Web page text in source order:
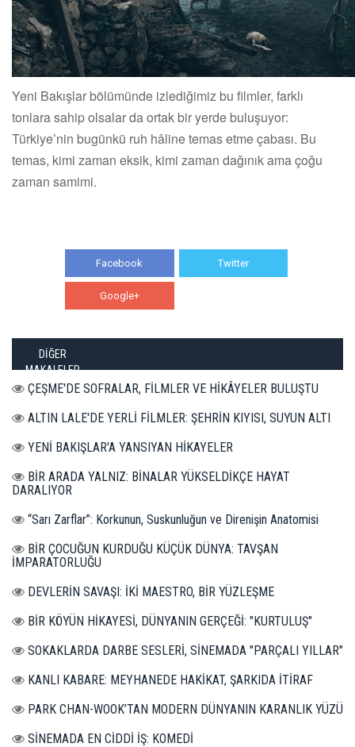
Yeni Bakışlar bölümünde izlediğimiz bu filmler, farklı
tonlara sahip olsalar da ortak bir yerde buluşuyor:
Türkiye’nin bugünkü ruh hâline temas etme çabası. Bu
temas, kimi zaman eksik, kimi zaman dağınık ama çoğu
zaman samimi.
Facebook Twitter
Google+
DİĞER
MAKALELER
ÇEŞME'DE SOFRALAR, FİLMLER VE HİKÂYELER BULUŞTU
ALTIN LALE'DE YERLİ FİLMLER: ŞEHRİN KIYISI, SUYUN ALTI
YENİ BAKIŞLAR'A YANSIYAN HİKAYELER
BİR ARADA YALNIZ: BİNALAR YÜKSELDİKÇE HAYAT
DARALIYOR
“Sarı Zarflar”: Korkunun, Suskunluğun ve Direnişin Anatomisi
BİR ÇOCUĞUN KURDUĞU KÜÇÜK DÜNYA: TAVŞAN
İMPARATORLUĞU
DEVLERİN SAVAŞI: İKİ MAESTRO, BİR YÜZLEŞME
BİR KÖYÜN HİKAYESİ, DÜNYANIN GERÇEĞİ: "KURTULUŞ"
SOKAKLARDA DARBE SESLERİ, SİNEMADA "PARÇALI YILLAR"
KANLI KABARE: MEYHANEDE HAKİKAT, ŞARKIDA İTİRAF
PARK CHAN-WOOK’TAN MODERN DÜNYANIN KARANLIK YÜZÜ
SİNEMADA EN CİDDİ İŞ: KOMEDİ